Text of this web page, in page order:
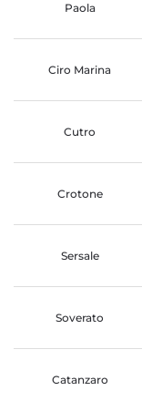
Paola
Ciro Marina
Cutro
Crotone
Sersale
Soverato
Catanzaro